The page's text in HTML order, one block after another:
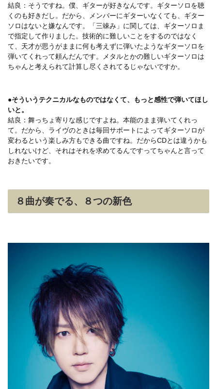
結良：そうですね。僕、ギターが好きなんです。ギターソロを聴
くのも好きだし。だから、メンバーにギターいなくても、ギター
ソロはないと嫌なんです。「三竦み」に関しては、ギターソロま
で指定して作りました。技術的に難しいことをするのではなく
て、天才が思うがままに何も考えずに弾いたようなギターソロを
弾いてくれって頼んだんです。メタルとかの難しいギターソロは
ちゃんと考えられて計算し尽くされてるじゃないですか。
●そういうテクニカルなものではなくて、もっと感性で弾いてほし
いと。
結良：舞っちょ寄りな感じですよね。本能のまま弾いてくれっ
て。だから、ライヴのときは毎回サポートによってギターソロが
変わるという楽しみ方もできる曲ですね。だからCDとは違うかも
しれないけど、それはそれを求めてるんですってちゃんと言って
おきたいです。
８曲が奏でる、８つの新色